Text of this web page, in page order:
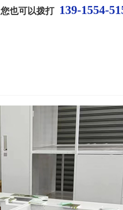
您也可以拨打 139-1554-